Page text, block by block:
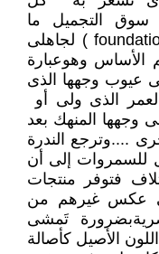
سوق التجميل ما
يخاطب إحتياجهن... والفاونديشين(foundation ) لجاهلى
الأساس وهوعبارة
عيوب وجهها الذى
الذى ولى أو
وجهها المنهك بعد
....وترجع الندرة
للسمروات إلى أن
فتوفر منتجات
عكس غيرهم من
تَمشى
الأصيل كأصالة